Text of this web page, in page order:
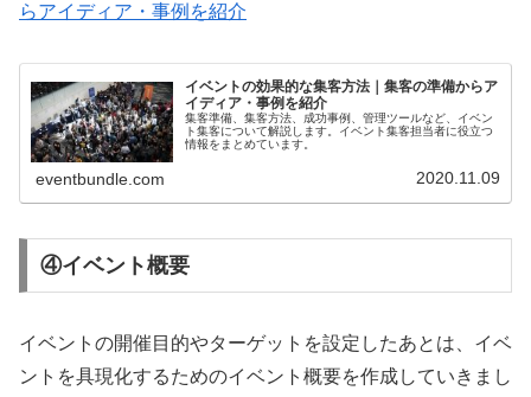
らアイディア・事例を紹介
イベントの効果的な集客方法｜集客の準備からア
イディア・事例を紹介
集客準備、集客方法、成功事例、管理ツールなど、イベン
ト集客について解説します。イベント集客担当者に役立つ
情報をまとめています。
eventbundle.com 2020.11.09
④イベント概要
イベントの開催目的やターゲットを設定したあとは、イベ
ントを具現化するためのイベント概要を作成していきまし